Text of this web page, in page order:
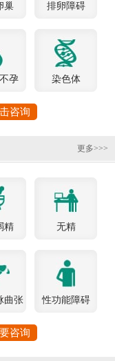
巢 排卵障碍
孕 染色体
咨询
更多>>>
精 无精
曲张 性功能障碍
咨询